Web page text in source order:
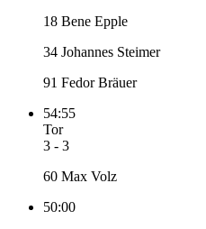
18 Bene Epple
34 Johannes Steimer
91 Fedor Bräuer
54:55
Tor
3 - 3
60 Max Volz
50:00